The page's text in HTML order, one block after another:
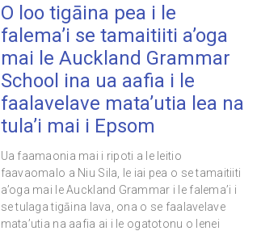
O loo tigāina pea i le
falema’i se tamaitiiti a’oga
mai le Auckland Grammar
School ina ua aafia i le
faalavelave mata’utia lea na
tula’i mai i Epsom
Ua faamaonia mai i ripoti a le leitio
faavaomalo a Niu Sila, le iai pea o se tamaitiiti
a’oga mai le Auckland Grammar i le falema’i i
se tulaga tigāina lava, ona o se faalavelave
mata’utia na aafia ai i le ogatotonu o lenei